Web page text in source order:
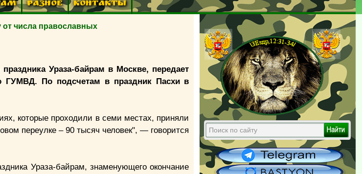
РАЗНОЕ КОНТАКТЫ
числа православных
Ураза-байрам в Москве, передает
ГУМВД. По подсчетам в праздник Пасхи в
которые проходили в семи местах, приняли
переулке – 90 тысяч человек", — говорится
Ураза-байрам, знаменующего окончание